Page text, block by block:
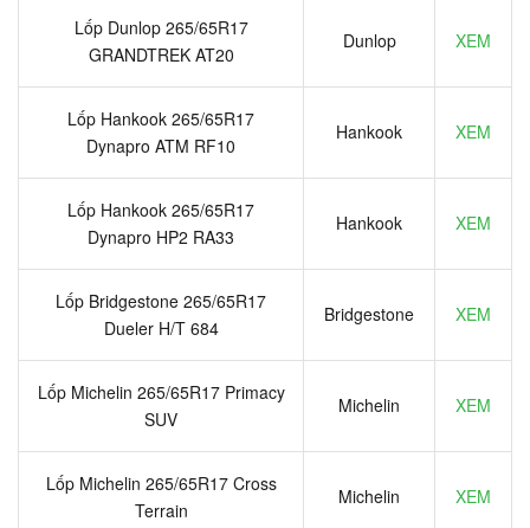
Lốp Dunlop 265/65R17
GRANDTREK AT20
Dunlop XEM
Lốp Hankook 265/65R17
Dynapro ATM RF10
Hankook XEM
Lốp Hankook 265/65R17
Dynapro HP2 RA33
Hankook XEM
Lốp Bridgestone 265/65R17
Dueler H/T 684
Bridgestone XEM
Lốp Michelin 265/65R17 Primacy
SUV
Michelin XEM
Lốp Michelin 265/65R17 Cross
Terrain
Michelin XEM